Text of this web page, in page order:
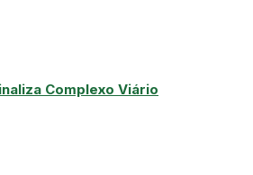
Complexo Viário